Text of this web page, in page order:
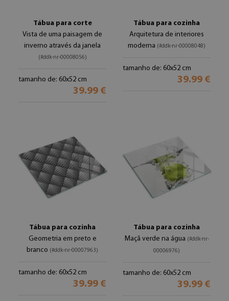
Tábua para corte
Vista de uma paisagem de
inverno através da janela
(#ddk-nr-00008056)
tamanho de: 60x52 cm
39.99 €
Tábua para cozinha
Arquitetura de interiores
moderna (#ddk-nr-00008048)
tamanho de: 60x52 cm
39.99 €
Tábua para cozinha
Geometria em preto e
branco (#ddk-nr-00007963)
tamanho de: 60x52 cm
39.99 €
Tábua para cozinha
Maçã verde na água (#ddk-nr-
00006976)
tamanho de: 60x52 cm
39.99 €